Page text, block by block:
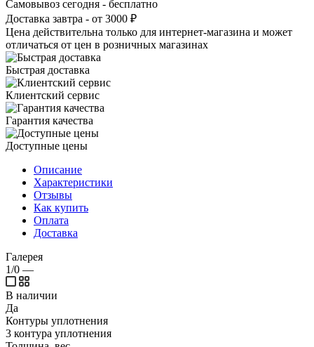
Самовывоз сегодня - бесплатно
Доставка завтра - от 3000 ₽
Цена действительна только для интернет-магазина и может
отличаться от цен в розничных магазинах
Быстрая доставка
Клиентский сервис
Гарантия качества
Доступные цены
Описание
Характеристики
Отзывы
Как купить
Оплата
Доставка
Галерея
1/0 —
В наличии
Да
Контуры уплотнения
3 контура уплотнения